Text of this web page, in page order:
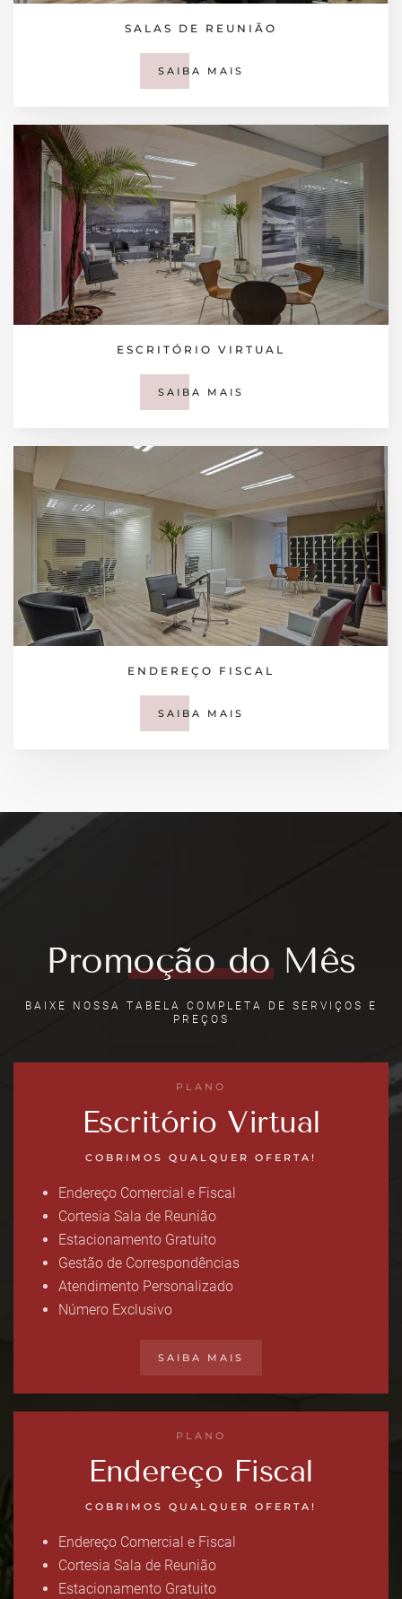
SALAS DE REUNIÃO
SAIBA MAIS
ESCRITÓRIO VIRTUAL
SAIBA MAIS
ENDEREÇO FISCAL
SAIBA MAIS
Promoção do Mês
BAIXE NOSSA TABELA COMPLETA DE SERVIÇOS E
PREÇOS
PLANO
Escritório Virtual
COBRIMOS QUALQUER OFERTA!
Endereço Comercial e Fiscal
Cortesia Sala de Reunião
Estacionamento Gratuito
Gestão de Correspondências
Atendimento Personalizado
Número Exclusivo
SAIBA MAIS
PLANO
Endereço Fiscal
COBRIMOS QUALQUER OFERTA!
Endereço Comercial e Fiscal
Cortesia Sala de Reunião
Estacionamento Gratuito